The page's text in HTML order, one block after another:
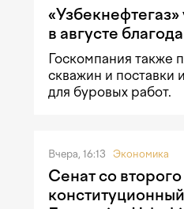
в августе
Госкомпания также
скважин и поставки
для буровых работ.
Вчера, 16:13 Экономика
Сенат со